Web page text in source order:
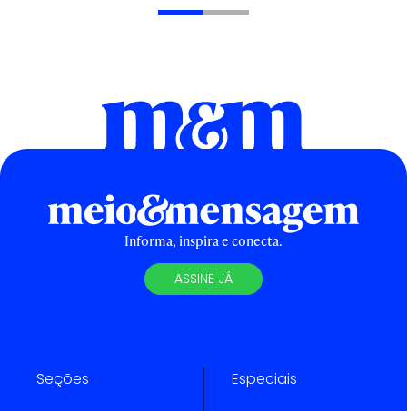
Informa, inspira e conecta.
ASSINE JÁ
Seções Especiais